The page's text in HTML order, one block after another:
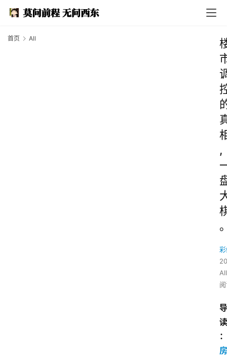
首页 All
,
All
导
读
：
房